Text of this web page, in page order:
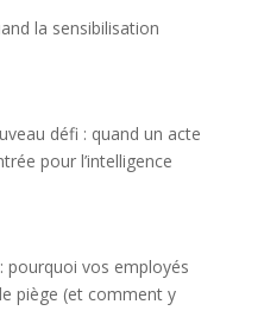
la sensibilisation
défi : quand un acte
pour l’intelligence
pourquoi vos employés
piège (et comment y